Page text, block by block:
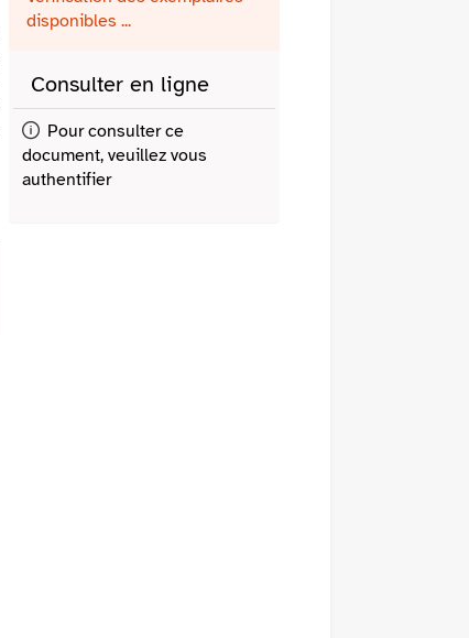
disponibles ...
Consulter en ligne
Pour consulter ce
document, veuillez vous
authentifier